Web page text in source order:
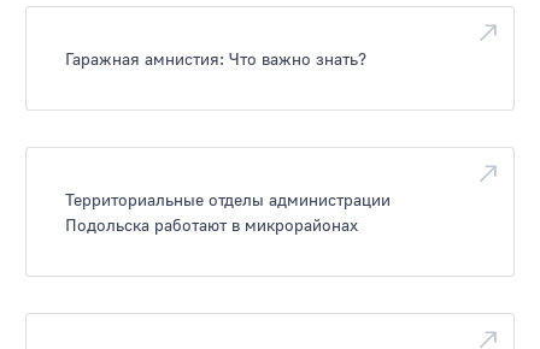
Гаражная амнистия: Что важно знать?
Территориальные отделы администрации
Подольска работают в микрорайонах